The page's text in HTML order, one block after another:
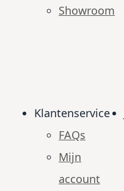
Showroom
Klantenservice
FAQs
Mijn
account